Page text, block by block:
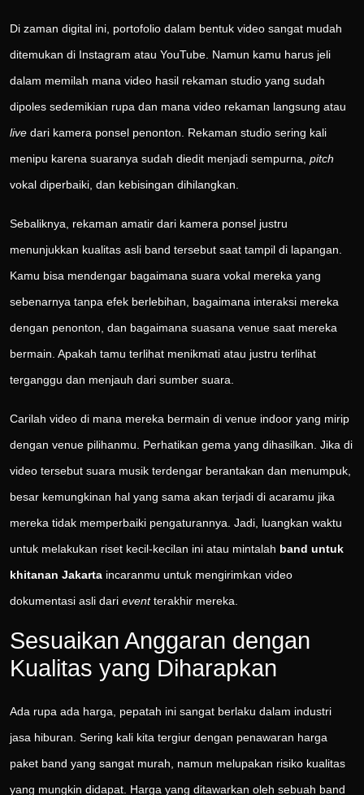
Di zaman digital ini, portofolio dalam bentuk video sangat mudah
ditemukan di Instagram atau YouTube. Namun kamu harus jeli
dalam memilah mana video hasil rekaman studio yang sudah
dipoles sedemikian rupa dan mana video rekaman langsung atau
live dari kamera ponsel penonton. Rekaman studio sering kali
menipu karena suaranya sudah diedit menjadi sempurna, pitch
vokal diperbaiki, dan kebisingan dihilangkan.
Sebaliknya, rekaman amatir dari kamera ponsel justru
menunjukkan kualitas asli band tersebut saat tampil di lapangan.
Kamu bisa mendengar bagaimana suara vokal mereka yang
sebenarnya tanpa efek berlebihan, bagaimana interaksi mereka
dengan penonton, dan bagaimana suasana venue saat mereka
bermain. Apakah tamu terlihat menikmati atau justru terlihat
terganggu dan menjauh dari sumber suara.
Carilah video di mana mereka bermain di venue indoor yang mirip
dengan venue pilihanmu. Perhatikan gema yang dihasilkan. Jika di
video tersebut suara musik terdengar berantakan dan menumpuk,
besar kemungkinan hal yang sama akan terjadi di acaramu jika
mereka tidak memperbaiki pengaturannya. Jadi, luangkan waktu
untuk melakukan riset kecil-kecilan ini atau mintalah band untuk
khitanan Jakarta incaranmu untuk mengirimkan video
dokumentasi asli dari eventterakhir mereka.
Sesuaikan Anggaran dengan
Kualitas yang Diharapkan
Ada rupa ada harga, pepatah ini sangat berlaku dalam industri
jasa hiburan. Sering kali kita tergiur dengan penawaran harga
paket band yang sangat murah, namun melupakan risiko kualitas
yang mungkin didapat. Harga yang ditawarkan oleh sebuah band